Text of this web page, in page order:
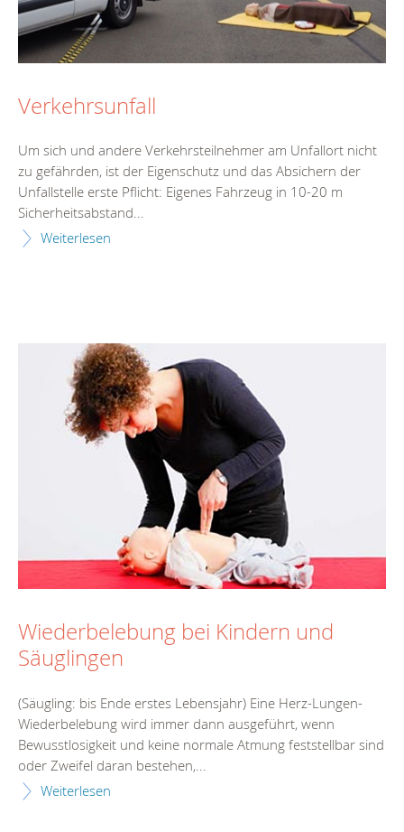
Verkehrsunfall
Um sich und andere Verkehrsteilnehmer am Unfallort nicht
zu gefährden, ist der Eigenschutz und das Absichern der
Unfallstelle erste Pflicht: Eigenes Fahrzeug in 10-20 m
Sicherheitsabstand...
Weiterlesen
Wiederbelebung bei Kindern und
Säuglingen
(Säugling: bis Ende erstes Lebensjahr) Eine Herz-Lungen-
Wiederbelebung wird immer dann ausgeführt, wenn
Bewusstlosigkeit und keine normale Atmung feststellbar sind
oder Zweifel daran bestehen,...
Weiterlesen